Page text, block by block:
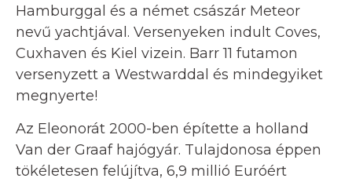
Hamburggal és a német császár Meteor
nevű yachtjával. Versenyeken indult Coves,
Cuxhaven és Kiel vizein. Barr 11 futamon
versenyzett a Westwarddal és mindegyiket
megnyerte!
Az Eleonorát 2000-ben építette a holland
Van der Graaf hajógyár. Tulajdonosa éppen
tökéletesen felújítva, 6,9 millió Euróért